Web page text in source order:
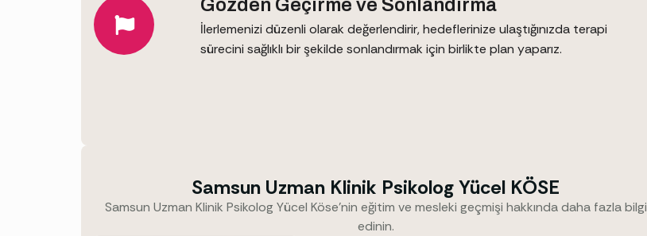
Gözden Geçirme ve Sonlandırma
İlerlemenizi düzenli olarak değerlendirir, hedeflerinize ulaştığınızda terapi
sürecini sağlıklı bir şekilde sonlandırmak için birlikte plan yaparız.
Samsun Uzman Klinik Psikolog Yücel KÖSE
Samsun Uzman Klinik Psikolog Yücel Köse’nin eğitim ve mesleki geçmişi hakkında daha fazla bilgi
edinin.